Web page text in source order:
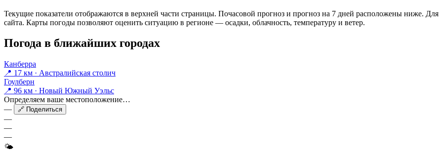
Текущие показатели отображаются в верхней части страницы. Почасовой прогноз и прогноз на 7 дней расположены ниже.
сайта. Карты погоды позволяют оценить ситуацию в регионе — осадки, облачность, температуру и ветер.
Погода в ближайших городах
Канберра
📍 17 км · Австралийская столич
Гоулберн
📍 96 км · Новый Южный Уэльс
Определяем ваше местоположение…
—
🔗 Поделиться
—
—
—
🌤